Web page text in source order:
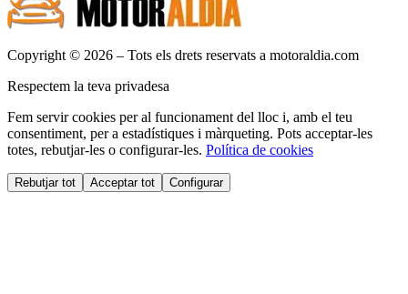
Copyright © 2026 – Tots els drets reservats a motoraldia.com
Respectem la teva privadesa
Fem servir cookies per al funcionament del lloc i, amb el teu
consentiment, per a estadístiques i màrqueting. Pots acceptar-les
totes, rebutjar-les o configurar-les. Política de cookies
Rebutjar tot Acceptar tot Configurar